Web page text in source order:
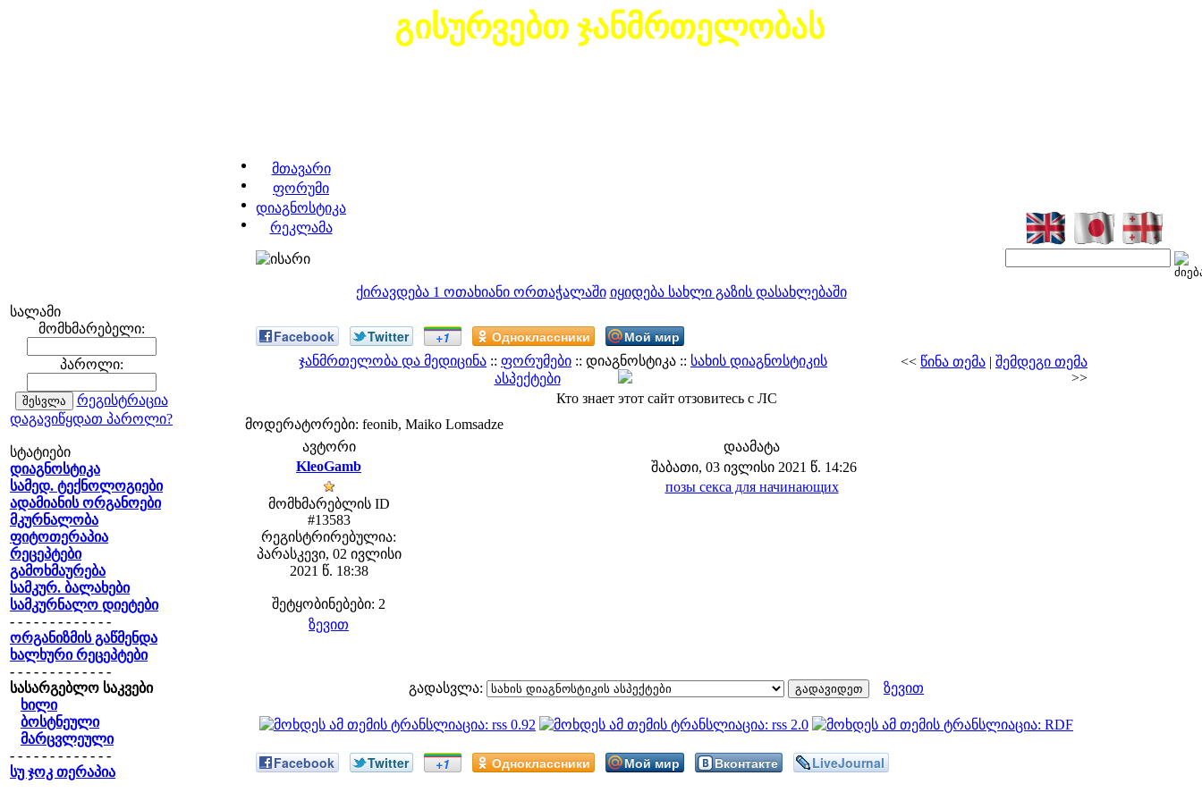
გისურვებთ ჯანმრთელობას
მთავარი
ფორუმი
დიაგნოსტიკა
რეკლამა
ქირავდება 1 ოთახიანი ორთაჭალაში იყიდება სახლი გაზის დასახლებაში
სალამი
მომხმარებელი:
პაროლი:
რეგისტრაცია
დაგავიწყდათ პაროლი?
სტატიები
დიაგნოსტიკა
სამედ. ტექნოლოგიები
ადამიანის ორგანოები
მკურნალობა
ფიტოთერაპია
რეცეპტები
გამოხმაურება
სამკურ. ბალახები
სამკურნალო დიეტები
- - - - - - - - - - - - -
ორგანიზმის გაწმენდა
ხალხური რეცეპტები
- - - - - - - - - - - - -
სასარგებლო საკვები
ხილი
ბოსტნეული
მარცვლეული
- - - - - - - - - - - - -
სუ ჯოკ თერაპია
Facebook Twitter +1 Одноклассники Мой мир
ჯანმრთელობა და მედიცინა :: ფორუმები :: დიაგნოსტიკა :: სახის დიაგნოსტიკის
ასპექტები
<< წინა თემა | შემდეგი თემა
>>
Кто знает этот сайт отзовитесь с ЛС
მოდერატორები: feonib, Maiko Lomsadze
ავტორი
დაამატა
KleoGamb
შაბათი, 03 ივლისი 2021 წ. 14:26
მომხმარებლის ID
#13583
რეგისტრირებულია:
პარასკევი, 02 ივლისი
2021 წ. 18:38
შეტყობინებები: 2
позы секса для начинающих
ზევით
გადასვლა: ზევით
Facebook Twitter +1 Одноклассники Мой мир Вконтакте LiveJournal